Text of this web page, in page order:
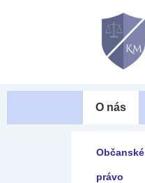
Main
O nás
Občanské
právo